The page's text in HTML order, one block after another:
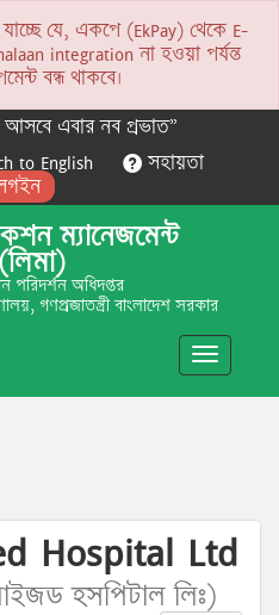
যে, একপে (EkPay) থেকে E-
integration না হওয়া পর্যন্ত
বন্ধ থাকবে।
আসবে এবার নব প্রভাত”
to English
সহায়তা
ম্যানেজমেন্ট
পরিদর্শন অধিদপ্তর
গণপ্রজাতন্ত্রী বাংলাদেশ সরকার
Toggle
Hospital Ltd
হসপিটাল লিঃ)